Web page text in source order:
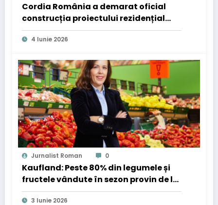
Cordia România a demarat oficial
construcția proiectului rezidențial
Centropolitan
4 Iunie 2026
Jurnalist Roman 0
Kaufland: Peste 80% din legumele și
fructele vândute în sezon provin de la
producători români
3 Iunie 2026